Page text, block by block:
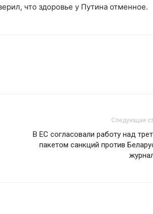
что здоровье у Путина отменное.
Следующая
В ЕС согласовали работу над
пакетом санкций против